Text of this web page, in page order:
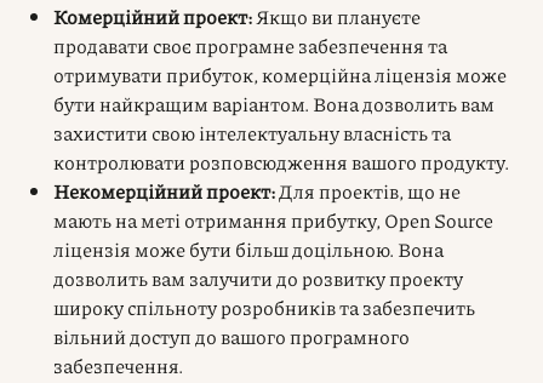
Комерційний проект:Якщо ви плануєте
продавати своє програмне забезпечення та
отримувати прибуток, комерційна ліцензія може
бути найкращим варіантом. Вона дозволить вам
захистити свою інтелектуальну власність та
контролювати розповсюдження вашого продукту.
Некомерційний проект:Для проектів, що не
мають на меті отримання прибутку, Open Source
ліцензія може бути більш доцільною. Вона
дозволить вам залучити до розвитку проекту
широку спільноту розробників та забезпечить
вільний доступ до вашого програмного
забезпечення.